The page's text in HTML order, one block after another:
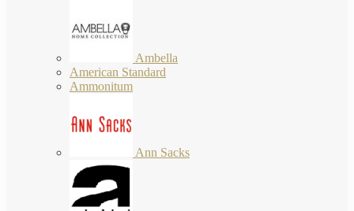
Ambella
American Standard
Ammonitum
Ann Sacks